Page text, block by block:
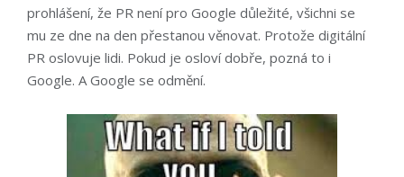
prohlášení, že PR není pro Google důležité, všichni se
mu ze dne na den přestanou věnovat. Protože digitální
PR oslovuje lidi. Pokud je osloví dobře, pozná to i
Google. A Google se odmění.